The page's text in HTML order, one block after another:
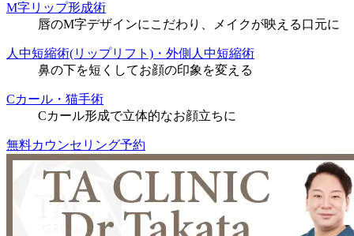
M字リップ形成術
唇のM字デザインにこだわり、メイクが映える口元に
人中短縮術(リップリフト)・外側人中短縮術
鼻の下を短くしてお顔の印象を変える
Cカール・猫手術
Cカール形成で立体的なお顔立ちに
無料カウンセリング予約